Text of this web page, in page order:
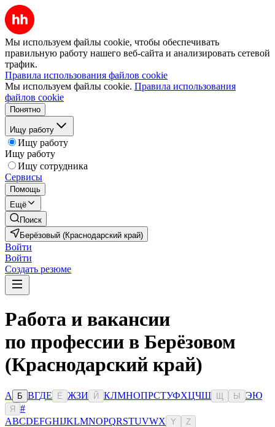
Мы используем файлы cookie, чтобы обеспечивать
правильную работу нашего веб-сайта и анализировать сетевой
трафик.
Правила использования файлов cookie
Мы используем файлы cookie. Правила использования
файлов cookie
Понятно
Ищу работу
Ищу работу
Ищу работу
Ищу сотрудника
Сервисы
Помощь
Ещё
Поиск
Берёзовый (Краснодарский край)
Войти
Войти
Создать резюме
Работа и вакансии
по профессии в Берёзовом
(Краснодарский край)
А Б ВГДЕ Ё ЖЗИ Й КЛМНОПРСТУФХЦЧШ Ы ЭЮ
Я
#
ABCDEFGHIJKLMNOPQRSTUVWX Y Z